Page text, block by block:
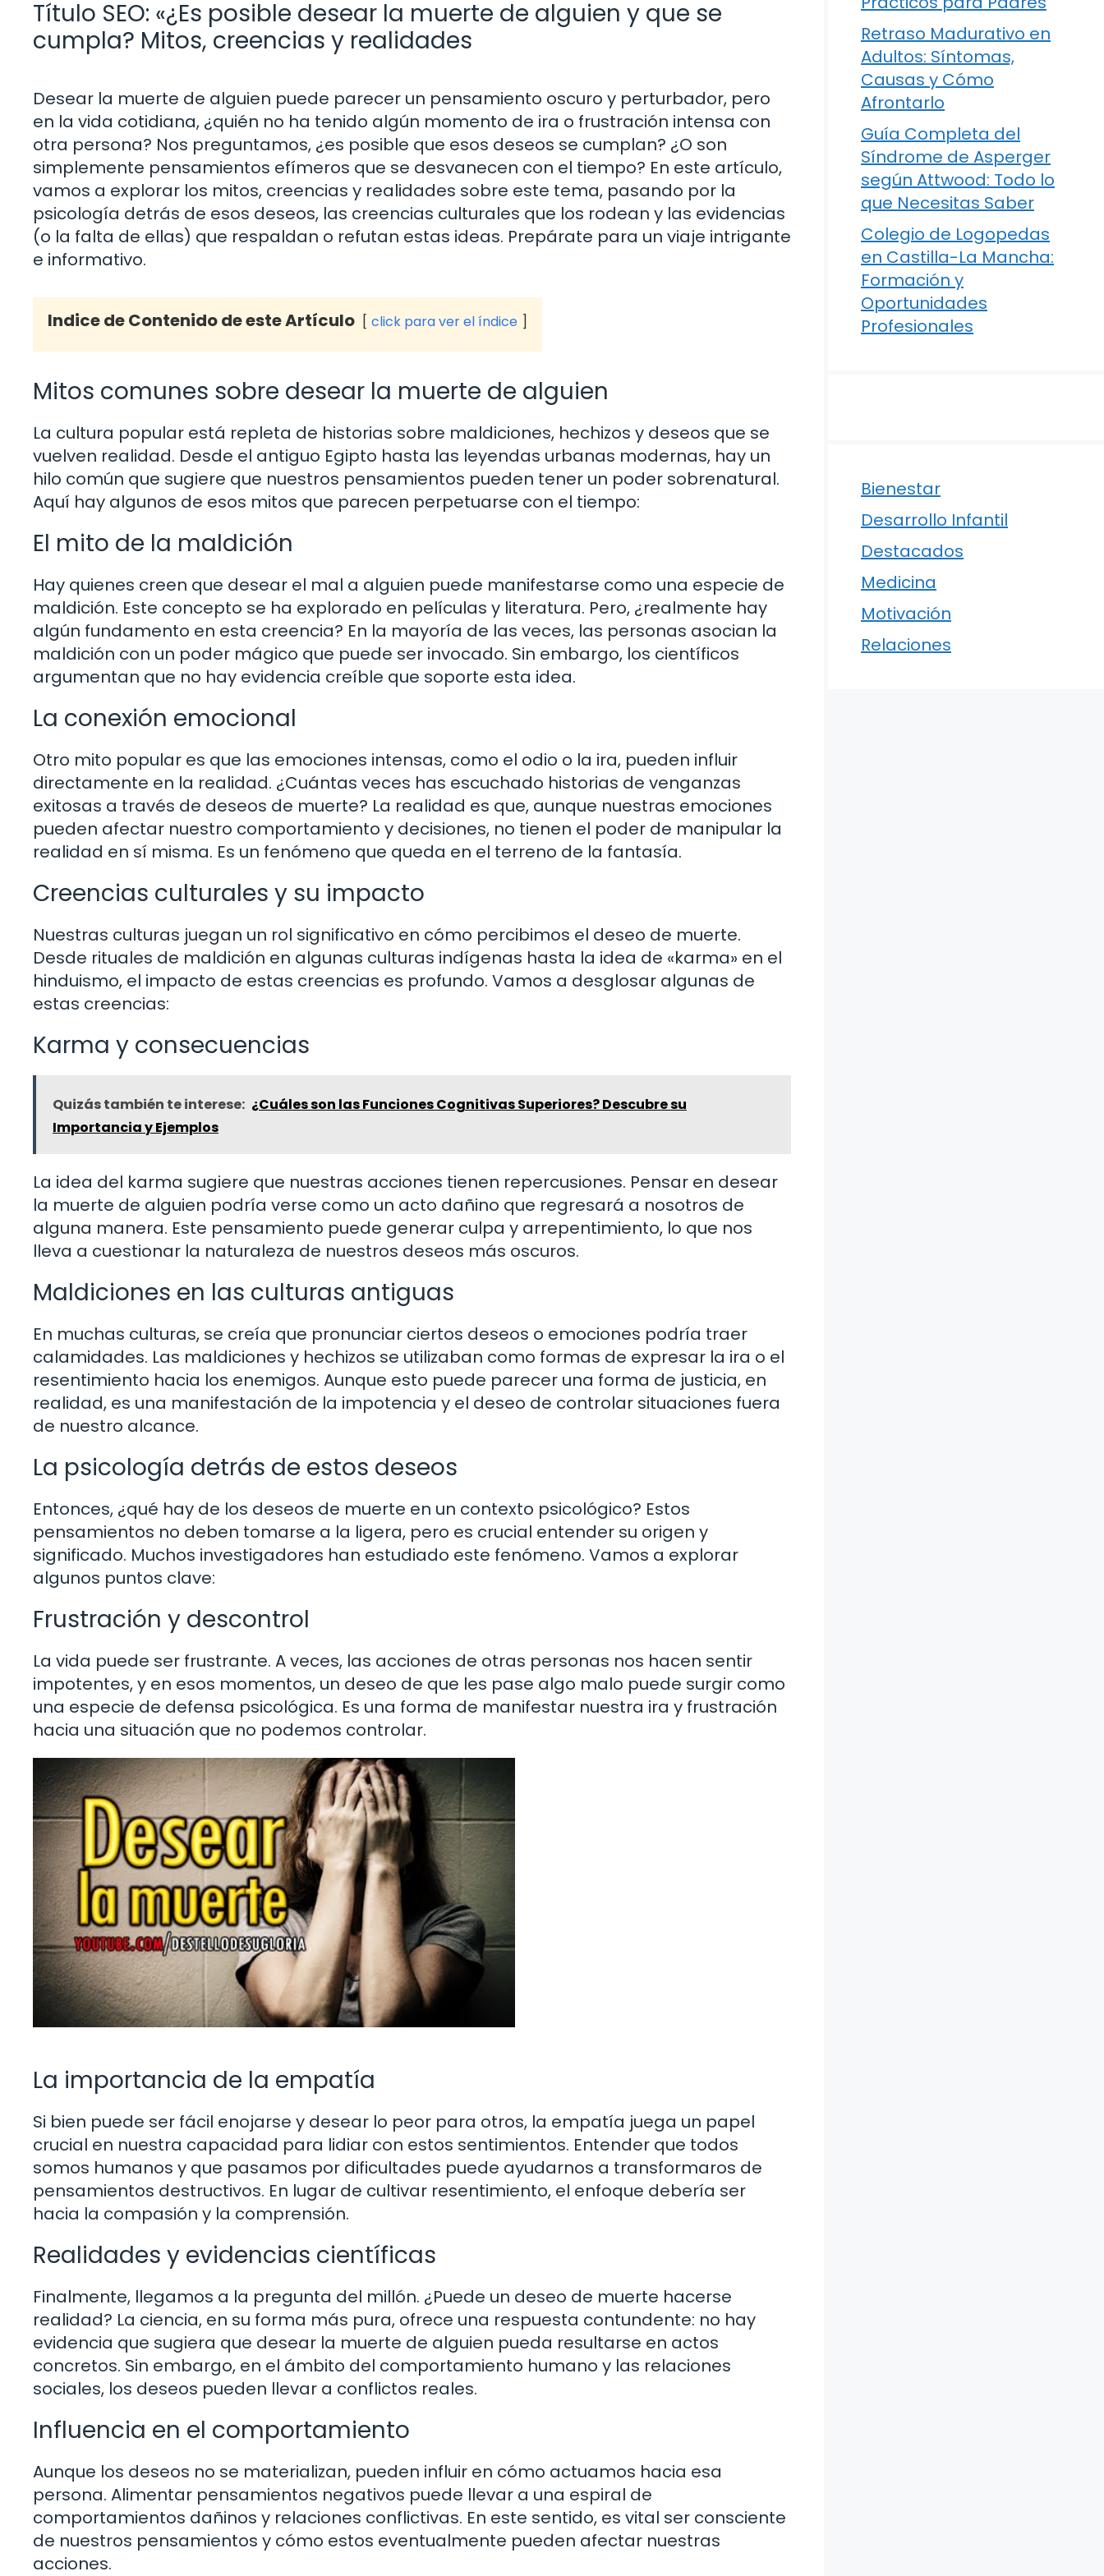
Título SEO: «¿Es posible desear la muerte de alguien y que se
cumpla? Mitos, creencias y realidades
Desear la muerte de alguien puede parecer un pensamiento oscuro y perturbador, pero
en la vida cotidiana, ¿quién no ha tenido algún momento de ira o frustración intensa con
otra persona? Nos preguntamos, ¿es posible que esos deseos se cumplan? ¿O son
simplemente pensamientos efímeros que se desvanecen con el tiempo? En este artículo,
vamos a explorar los mitos, creencias y realidades sobre este tema, pasando por la
psicología detrás de esos deseos, las creencias culturales que los rodean y las evidencias
(o la falta de ellas) que respaldan o refutan estas ideas. Prepárate para un viaje intrigante
e informativo.
Indice de Contenido de este Artículo click para ver el índice
Mitos comunes sobre desear la muerte de alguien
La cultura popular está repleta de historias sobre maldiciones, hechizos y deseos que se
vuelven realidad. Desde el antiguo Egipto hasta las leyendas urbanas modernas, hay un
hilo común que sugiere que nuestros pensamientos pueden tener un poder sobrenatural.
Aquí hay algunos de esos mitos que parecen perpetuarse con el tiempo:
El mito de la maldición
Hay quienes creen que desear el mal a alguien puede manifestarse como una especie de
maldición. Este concepto se ha explorado en películas y literatura. Pero, ¿realmente hay
algún fundamento en esta creencia? En la mayoría de las veces, las personas asocian la
maldición con un poder mágico que puede ser invocado. Sin embargo, los científicos
argumentan que no hay evidencia creíble que soporte esta idea.
La conexión emocional
Otro mito popular es que las emociones intensas, como el odio o la ira, pueden influir
directamente en la realidad. ¿Cuántas veces has escuchado historias de venganzas
exitosas a través de deseos de muerte? La realidad es que, aunque nuestras emociones
pueden afectar nuestro comportamiento y decisiones, no tienen el poder de manipular la
realidad en sí misma. Es un fenómeno que queda en el terreno de la fantasía.
Creencias culturales y su impacto
Nuestras culturas juegan un rol significativo en cómo percibimos el deseo de muerte.
Desde rituales de maldición en algunas culturas indígenas hasta la idea de «karma» en el
hinduismo, el impacto de estas creencias es profundo. Vamos a desglosar algunas de
estas creencias:
Karma y consecuencias
Quizás también te interese: ¿Cuáles son las Funciones Cognitivas Superiores? Descubre su
Importancia y Ejemplos
La idea del karma sugiere que nuestras acciones tienen repercusiones. Pensar en desear
la muerte de alguien podría verse como un acto dañino que regresará a nosotros de
alguna manera. Este pensamiento puede generar culpa y arrepentimiento, lo que nos
lleva a cuestionar la naturaleza de nuestros deseos más oscuros.
Maldiciones en las culturas antiguas
En muchas culturas, se creía que pronunciar ciertos deseos o emociones podría traer
calamidades. Las maldiciones y hechizos se utilizaban como formas de expresar la ira o el
resentimiento hacia los enemigos. Aunque esto puede parecer una forma de justicia, en
realidad, es una manifestación de la impotencia y el deseo de controlar situaciones fuera
de nuestro alcance.
La psicología detrás de estos deseos
Entonces, ¿qué hay de los deseos de muerte en un contexto psicológico? Estos
pensamientos no deben tomarse a la ligera, pero es crucial entender su origen y
significado. Muchos investigadores han estudiado este fenómeno. Vamos a explorar
algunos puntos clave:
Frustración y descontrol
La vida puede ser frustrante. A veces, las acciones de otras personas nos hacen sentir
impotentes, y en esos momentos, un deseo de que les pase algo malo puede surgir como
una especie de defensa psicológica. Es una forma de manifestar nuestra ira y frustración
hacia una situación que no podemos controlar.
La importancia de la empatía
Si bien puede ser fácil enojarse y desear lo peor para otros, la empatía juega un papel
crucial en nuestra capacidad para lidiar con estos sentimientos. Entender que todos
somos humanos y que pasamos por dificultades puede ayudarnos a transformaros de
pensamientos destructivos. En lugar de cultivar resentimiento, el enfoque debería ser
hacia la compasión y la comprensión.
Realidades y evidencias científicas
Finalmente, llegamos a la pregunta del millón. ¿Puede un deseo de muerte hacerse
realidad? La ciencia, en su forma más pura, ofrece una respuesta contundente: no hay
evidencia que sugiera que desear la muerte de alguien pueda resultarse en actos
concretos. Sin embargo, en el ámbito del comportamiento humano y las relaciones
sociales, los deseos pueden llevar a conflictos reales.
Influencia en el comportamiento
Aunque los deseos no se materializan, pueden influir en cómo actuamos hacia esa
persona. Alimentar pensamientos negativos puede llevar a una espiral de
comportamientos dañinos y relaciones conflictivas. En este sentido, es vital ser consciente
de nuestros pensamientos y cómo estos eventualmente pueden afectar nuestras
acciones.
Retraso Madurativo en
Adultos: Síntomas,
Causas y Cómo
Afrontarlo
Guía Completa del
Síndrome de Asperger
según Attwood: Todo lo
que Necesitas Saber
Colegio de Logopedas
en Castilla-La Mancha:
Formación y
Oportunidades
Profesionales
Bienestar
Desarrollo Infantil
Destacados
Medicina
Motivación
Relaciones